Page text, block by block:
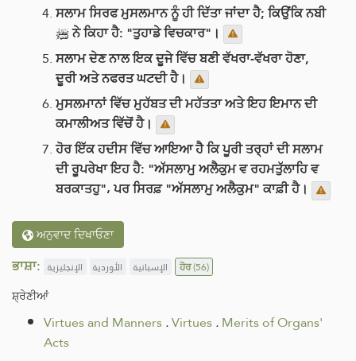
ਸਲਾਮ ਸਿਰਫ ਮੁਸਲਮਾਨ ਨੂੰ ਹੀ ਦਿੱਤਾ ਜਾਂਦਾ ਹੈ; ਕਿਉਂਕਿ ਨਬੀ
ﷺ ਨੇ ਕਿਹਾ ਹੈ: "ਤੁਹਾਡੇ ਵਿਚਕਾਰ"।
ਸਲਾਮ ਦੇਣ ਨਾਲ ਇਕ ਦੂਜੇ ਵਿੱਚ ਬਣੀ ਵੱਖਰਾ-ਵੱਖਰਾ ਹੋਣਾ,
ਦੂਰੀ ਅਤੇ ਨਫਰਤ ਘਟਦੀ ਹੈ।
ਮੁਸਲਮਾਨਾਂ ਵਿੱਚ ਮੁਹੱਬਤ ਦੀ ਮਹੱਤਤਾ ਅਤੇ ਇਹ ਇਮਾਨ ਦੀ
ਕਮਾਲੀਅਤ ਵਿੱਚੋਂ ਹੈ।
ਹੋਰ ਇੱਕ ਹਦੀਸ ਵਿੱਚ ਆਇਆ ਹੈ ਕਿ ਪੂਰੀ ਤਰ੍ਹਾਂ ਦੀ ਸਲਾਮ
ਦੀ ਰੂਪਰੇਖਾ ਇਹ ਹੈ: "ਅੱਸਲਾਮੁ ਅਲੈਕੁਮ ਵ ਰਹਮਤੁੱਲਾਹਿ ਵ
ਬਰਕਾਤਹੁ"، ਪਰ ਸਿਰਫ਼ "ਅੱਸਲਾਮੁ ਅਲੈਕੁਮ" ਕਾਫ਼ੀ ਹੈ।
ਅਨੁਵਾਦ ਦਿਖਾਓਣਾ
ਭਾਸ਼ਾ: الإنجليزية الأوردية الإسبانية ਹੋਰ(56)
ਸ਼੍ਰੇਣੀਆਂ
Virtues and Manners.Virtues.Merits of Organs'
Acts